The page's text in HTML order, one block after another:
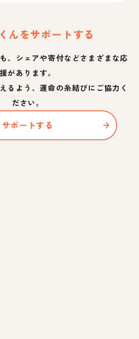
くんをサポートする
、シェアや寄付などさまざまな応
援があります。
るよう、運命の糸結びにご協力く
ださい。
サポートする